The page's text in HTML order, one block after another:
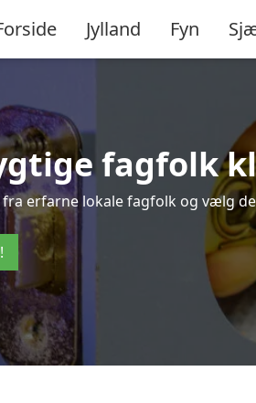
Jylland Fyn
fagfolk
erfarne lokale fagfolk og vælg